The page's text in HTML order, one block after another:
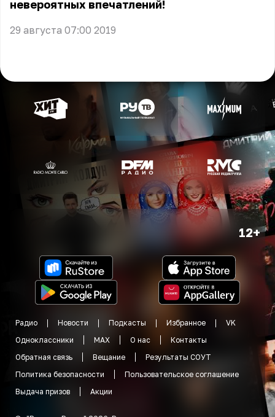
невероятных впечатлений!
29 августа 07:00 2019
12+
Радио Новости Подкасты Избранное
VK
Одноклассники
MAX О нас
Контакты
Обратная связь
Вещание
Результаты СОУТ
Политика безопасности
Пользовательское соглашение
Выдача призов
Акции